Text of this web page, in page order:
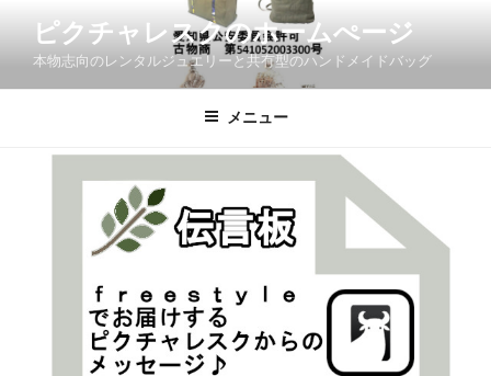
ン
ピクチャレスクのホームぺージ
本物志向のレンタルジュエリーと共有型のハンドメイドバッグ
メニュー